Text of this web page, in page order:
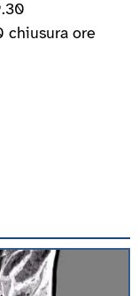
chiusura ore